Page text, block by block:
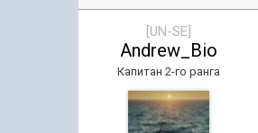
[UN-SE]
Andrew_Bio
Капитан 2-го ранга